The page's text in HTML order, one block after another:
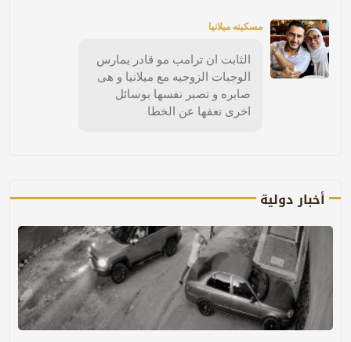
مسكينه ميلانيا
الثابت ان ترامب مو قادر يمارس
الوجبات الزوجيه مع ميلانيا و هى
صابره و تصبر نفسها بوسائل
اخرى تعفها عن الخطا
أخبار دولية